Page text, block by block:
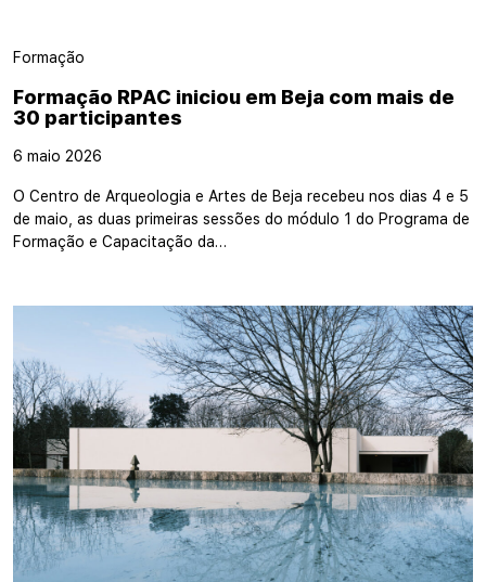
Formação
Formação RPAC iniciou em Beja com mais de
30 participantes
6 maio 2026
O Centro de Arqueologia e Artes de Beja recebeu nos dias 4 e 5
de maio, as duas primeiras sessões do módulo 1 do Programa de
Formação e Capacitação da…